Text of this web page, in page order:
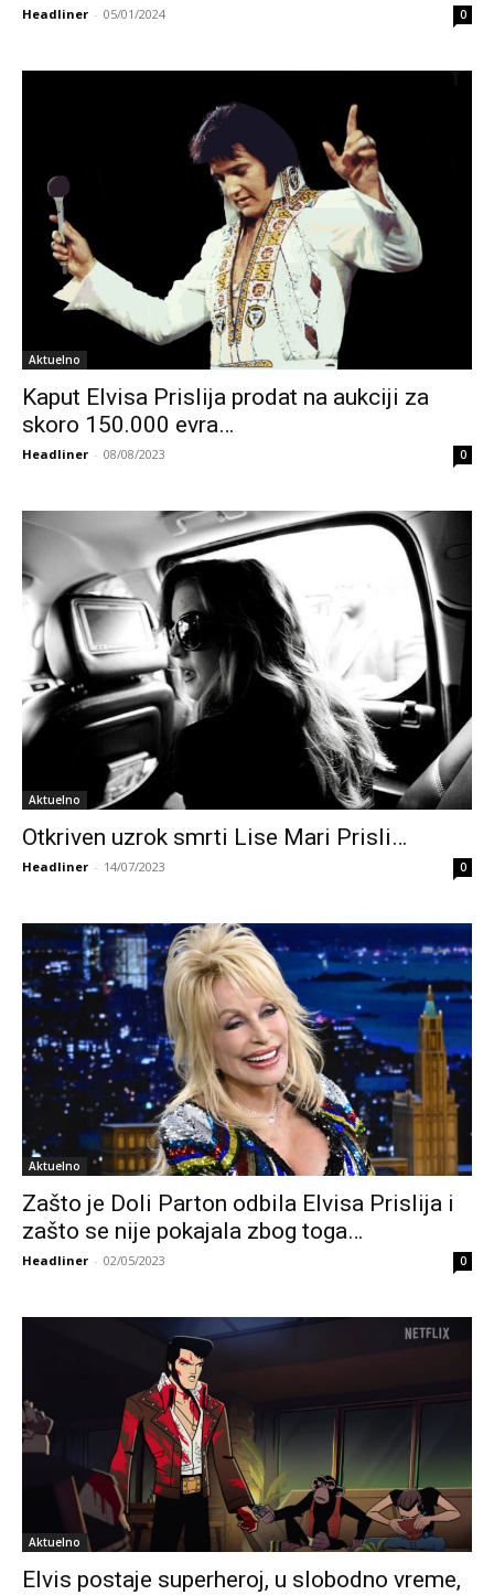
Headliner - 05/01/2024 0
Aktuelno
Kaput Elvisa Prislija prodat na aukciji za
skoro 150.000 evra…
Headliner - 08/08/2023 0
Aktuelno
Otkriven uzrok smrti Lise Mari Prisli…
Headliner - 14/07/2023 0
Aktuelno
Zašto je Doli Parton odbila Elvisa Prislija i
zašto se nije pokajala zbog toga…
Headliner - 02/05/2023 0
Aktuelno
Elvis postaje superheroj, u slobodno vreme,